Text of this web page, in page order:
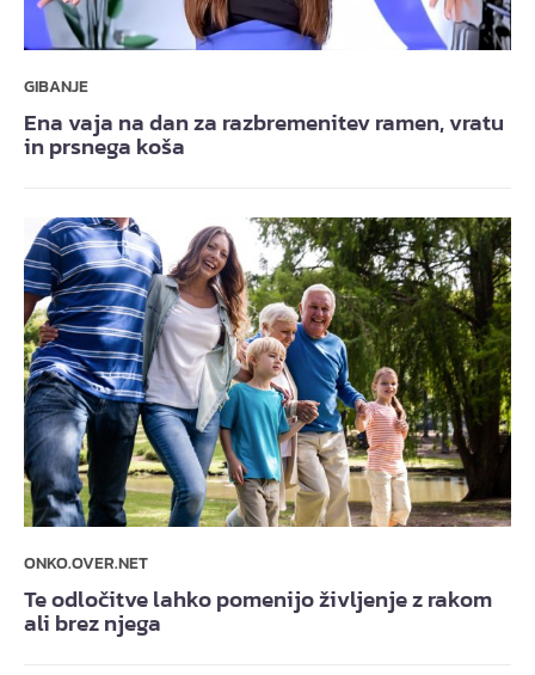
GIBANJE
Ena vaja na dan za razbremenitev ramen, vratu
in prsnega koša
ONKO.OVER.NET
Te odločitve lahko pomenijo življenje z rakom
ali brez njega